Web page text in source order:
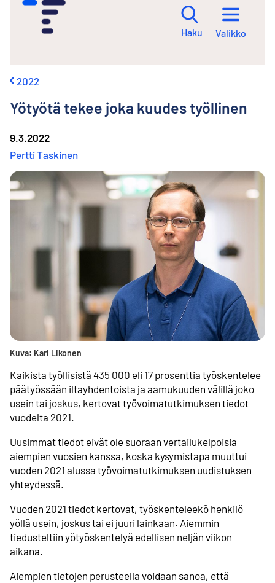
Haku Valikko
2022
Yötyötä tekee joka kuudes työllinen
9.3.2022
Pertti Taskinen
Kuva: Kari Likonen
Kaikista työllisistä 435 000 eli 17 prosenttia työskentelee
päätyössään iltayhdentoista ja aamukuuden välillä joko
usein tai joskus, kertovat työvoima­tutkimuksen tiedot
vuodelta 2021.
Uusimmat tiedot eivät ole suoraan vertailu­kelpoisia
aiempien vuosien kanssa, koska kysymistapa muuttui
vuoden 2021 alussa työvoima­tutkimuksen uudistuksen
yhteydessä.
Vuoden 2021 tiedot kertovat, työskenteleekö henkilö
yöllä usein, joskus tai ei juuri lainkaan. Aiemmin
tiedusteltiin yötyöskentelyä edellisen neljän viikon
aikana.
Aiempien tietojen perusteella voidaan sanoa, että